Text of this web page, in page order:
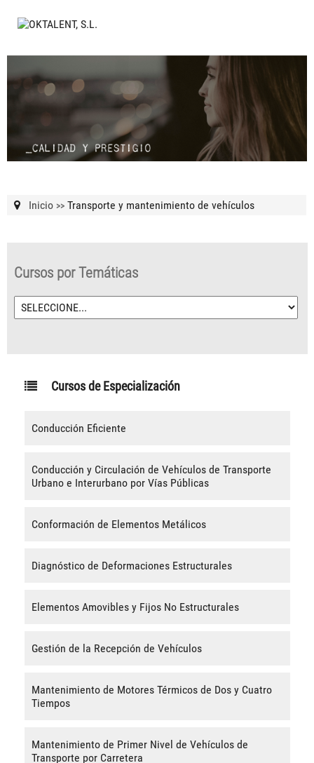
Inicio >> Transporte y mantenimiento de vehículos
Cursos por Temáticas
Cursos de Especialización
Conducción Eficiente
Conducción y Circulación de Vehículos de Transporte
Urbano e Interurbano por Vías Públicas
Conformación de Elementos Metálicos
Diagnóstico de Deformaciones Estructurales
Elementos Amovibles y Fijos No Estructurales
Gestión de la Recepción de Vehículos
Mantenimiento de Motores Térmicos de Dos y Cuatro
Tiempos
Mantenimiento de Primer Nivel de Vehículos de
Transporte por Carretera